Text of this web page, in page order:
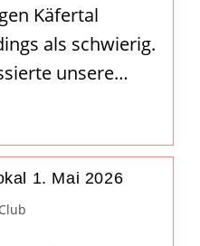
Käfertal
als schwierig.
unsere…
1. Mai 2026